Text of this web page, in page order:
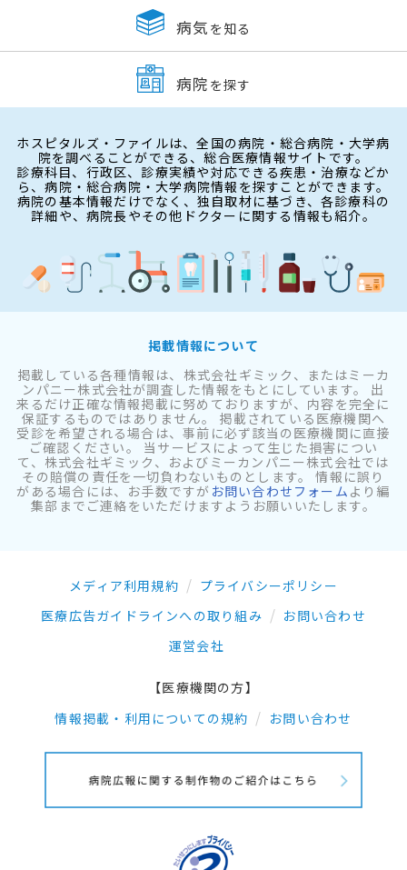
病気 を知る
病院 を探す
ホスピタルズ・ファイルは、全国の病院・総合病院・大学病
院を調べることができる、総合医療情報サイトです。
診療科目、行政区、診療実績や対応できる疾患・治療などか
ら、病院・総合病院・大学病院情報を探すことができます。
病院の基本情報だけでなく、独自取材に基づき、各診療科の
詳細や、病院長やその他ドクターに関する情報も紹介。
掲載情報について
掲載している各種情報は、株式会社ギミック、またはミーカ
ンパニー株式会社が調査した情報をもとにしています。 出
来るだけ正確な情報掲載に努めておりますが、内容を完全に
保証するものではありません。 掲載されている医療機関へ
受診を希望される場合は、事前に必ず該当の医療機関に直接
ご確認ください。 当サービスによって生じた損害につい
て、株式会社ギミック、およびミーカンパニー株式会社では
その賠償の責任を一切負わないものとします。 情報に誤り
がある場合には、お手数ですが お問い合わせフォーム より編
集部までご連絡をいただけますようお願いいたします。
メディア利用規約
プライバシーポリシー
医療広告ガイドラインへの取り組み
お問い合わせ
運営会社
【医療機関の方】
情報掲載・利用についての規約
お問い合わせ